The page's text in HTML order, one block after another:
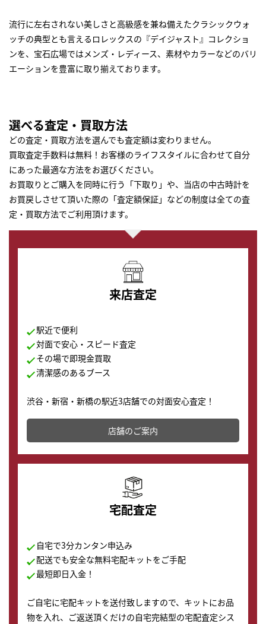
流行に左右されない美しさと高級感を兼ね備えたクラシックウォ
ッチの典型とも言えるロレックスの『デイジャスト』コレクショ
ンを、宝石広場ではメンズ・レディース、素材やカラーなどのバリ
エーションを豊富に取り揃えております。
選べる査定・買取方法
どの査定・買取方法を選んでも査定額は変わりません。
買取査定手数料は無料！お客様のライフスタイルに合わせて自分
にあった最適な方法をお選びください。
お買取りとご購入を同時に行う「下取り」や、当店の中古時計を
お買戻しさせて頂いた際の「査定額保証」などの制度は全ての査
定・買取方法でご利用頂けます。
来店査定
駅近で便利
対面で安心・スピード査定
その場で即現金買取
清潔感のあるブース
渋谷・新宿・新橋の駅近3店舗での対面安心査定！
その場で現金買取致します。渋谷本店では、時計販売の
店舗を併設しており、下取りに出してお得に新しい時計
の購入もできます♪
店舗のご案内
宅配査定
自宅で3分カンタン申込み
配送でも安全な無料宅配キットをご手配
最短即日入金！
ご自宅に宅配キットを送付致しますので、キットにお品
物を入れ、ご返送頂くだけの自宅完結型の宅配査定シス